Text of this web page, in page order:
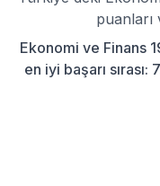
puanları
Ekonomi ve Finans
en iyi başarı sırası: